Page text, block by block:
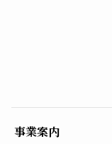
事業案内